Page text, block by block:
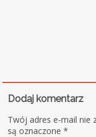
Dodaj komentarz
Twój adres e-mail nie
są oznaczone*